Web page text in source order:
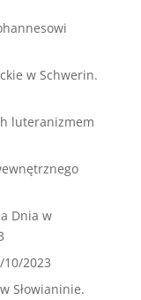
w Schwerin.
luteranizmem
Dnia w
10/2023
Słowianinie.